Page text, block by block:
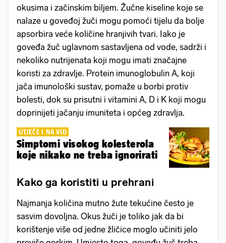
okusima i začinskim biljem. Žučne kiseline koje se
nalaze u goveđoj žuči mogu pomoći tijelu da bolje
apsorbira veće količine hranjivih tvari. Iako je
goveđa žuč uglavnom sastavljena od vode, sadrži i
nekoliko nutrijenata koji mogu imati značajne
koristi za zdravlje. Protein imunoglobulin A, koji
jača imunološki sustav, pomaže u borbi protiv
bolesti, dok su prisutni i vitamini A, D i K koji mogu
doprinijeti jačanju imuniteta i općeg zdravlja.
UTJEČE I NA VID
Simptomi visokog kolesterola
koje nikako ne treba ignorirati
Kako ga koristiti u prehrani
Najmanja količina mutno žute tekućine često je
sasvim dovoljna. Okus žuči je toliko jak da bi
korištenje više od jedne žličice moglo učiniti jelo